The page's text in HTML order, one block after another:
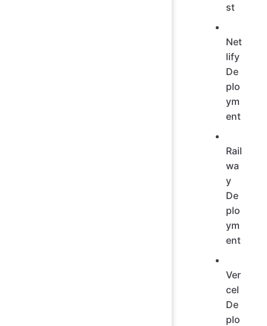
st
Net
lify
De
plo
ym
ent
Rail
wa
y
De
plo
ym
ent
Ver
cel
De
plo